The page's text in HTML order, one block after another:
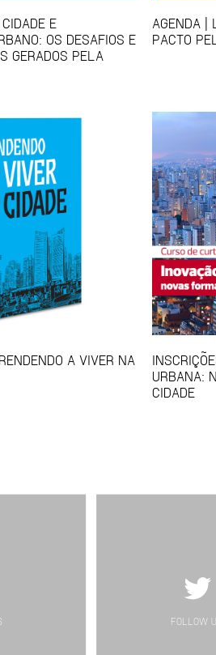
E
OS DESAFIOS E
GERADOS PELA
AGENDA |
PACTO
A VIVER NA
URBANA:
CIDADE
FOLLOW